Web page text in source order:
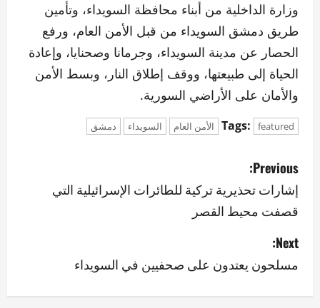
وزارة الداخلية من أبناء محافظة السويداء، وتأمين
طريق دمشق السويداء من قبل الأمن العام، ورفع
الحصار عن مدينة السويداء، وجرمانا وصحنايا، وإعادة
الحياة إلى طبيعتها، ووقف إطلاق النار، وبسط الأمن
والأمان على الأراضي السورية.
Tags: featured الأمن العام السويداء دمشق
P
o
s
t
n
Previous:
إشارات تحذيرية تركية للطائرات الإسرائيلية التي
قصفت محيط القصر
Next:
مسلحون يعتدون على صحفيين في السويداء